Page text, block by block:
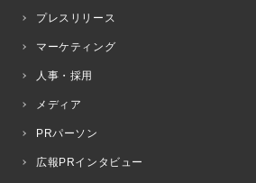
プレスリリース
マーケティング
人事・採用
メディア
PRパーソン
広報PRインタビュー